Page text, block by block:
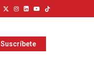
Suscríbete